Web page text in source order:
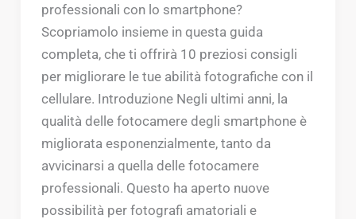
professionali con lo smartphone?
Scopriamolo insieme in questa guida
completa, che ti offrirà 10 preziosi consigli
per migliorare le tue abilità fotografiche con il
cellulare. Introduzione Negli ultimi anni, la
qualità delle fotocamere degli smartphone è
migliorata esponenzialmente, tanto da
avvicinarsi a quella delle fotocamere
professionali. Questo ha aperto nuove
possibilità per fotografi amatoriali e